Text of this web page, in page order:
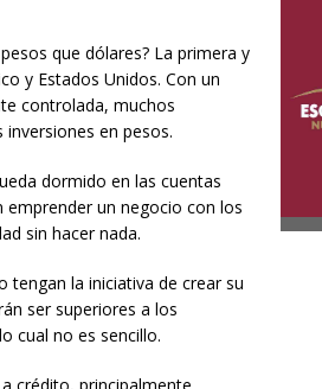
que dólares? La primera y
y Estados Unidos. Con un
controlada, muchos
en pesos.
dormido en las cuentas
emprender un negocio con los
sin hacer nada.
tengan la iniciativa de crear su
ser superiores a los
cual no es sencillo.